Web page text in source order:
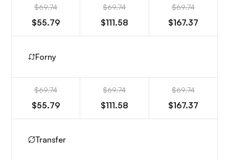
$69.74
$55.79
$69.74
$111.58
$69.74
$167.37
Forny
$69.74
$55.79
$69.74
$111.58
$69.74
$167.37
Transfer